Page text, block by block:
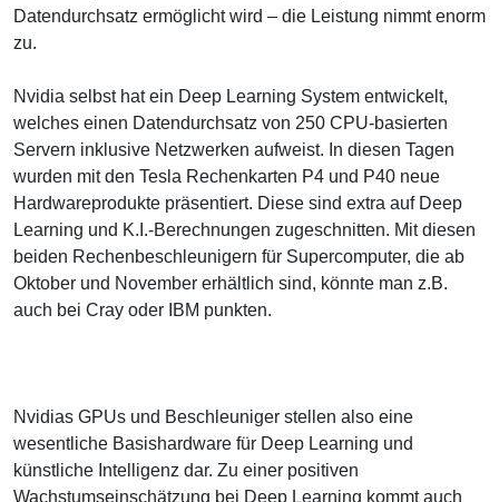
Datendurchsatz ermöglicht wird – die Leistung nimmt enorm
zu.
Nvidia selbst hat ein Deep Learning System entwickelt,
welches einen Datendurchsatz von 250 CPU-basierten
Servern inklusive Netzwerken aufweist. In diesen Tagen
wurden mit den Tesla Rechenkarten P4 und P40 neue
Hardwareprodukte präsentiert. Diese sind extra auf Deep
Learning und K.I.-Berechnungen zugeschnitten. Mit diesen
beiden Rechenbeschleunigern für Supercomputer, die ab
Oktober und November erhältlich sind, könnte man z.B.
auch bei Cray oder IBM punkten.
Nvidias GPUs und Beschleuniger stellen also eine
wesentliche Basishardware für Deep Learning und
künstliche Intelligenz dar. Zu einer positiven
Wachstumseinschätzung bei Deep Learning kommt auch